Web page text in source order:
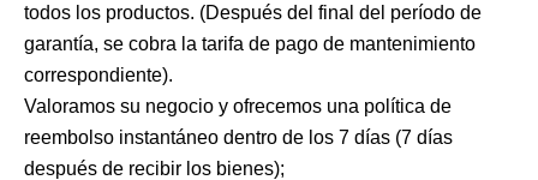
todos los productos. (Después del final del período de
garantía, se cobra la tarifa de pago de mantenimiento
correspondiente).
Valoramos su negocio y ofrecemos una política de
reembolso instantáneo dentro de los 7 días (7 días
después de recibir los bienes);